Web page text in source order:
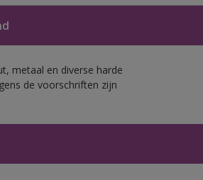
metaal en diverse harde
de voorschriften zijn